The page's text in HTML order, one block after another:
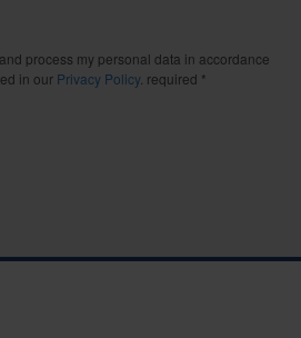
process my personal data in accordance
in our Privacy Policy. required *